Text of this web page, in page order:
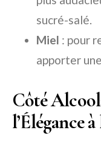
sucré-salé.
Miel : pour
apporter
Côté
l’Élégance